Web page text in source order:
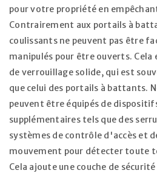
pour votre propriété en
Contrairement aux portails à
coulissants ne peuvent pas être
manipulés pour être ouverts. Cela
de verrouillage solide, qui est
que celui des portails à battants.
peuvent être équipés de
supplémentaires tels que des
systèmes de contrôle d'accès et
mouvement pour détecter toute
Cela ajoute une couche de